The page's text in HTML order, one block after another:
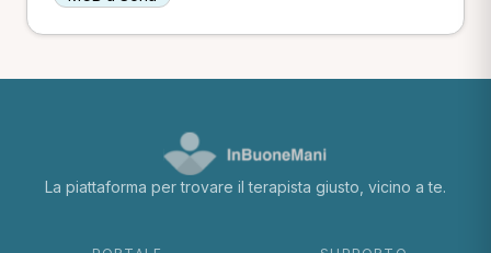
La piattaforma per trovare il terapista giusto, vicino a te.